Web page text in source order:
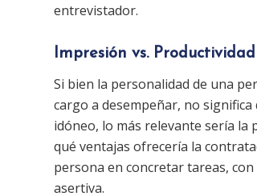
entrevistador.
Impresión vs. Productividad
Si bien la personalidad de una
cargo a desempeñar, no
idóneo, lo más relevante sería la
qué ventajas ofrecería la
persona en concretar tareas,
asertiva.